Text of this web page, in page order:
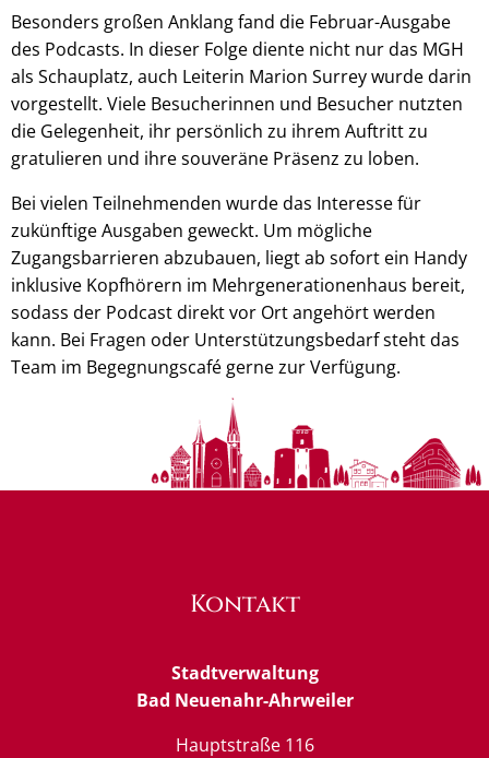
Besonders großen Anklang fand die Februar-Ausgabe
des Podcasts. In dieser Folge diente nicht nur das MGH
als Schauplatz, auch Leiterin Marion Surrey wurde darin
vorgestellt. Viele Besucherinnen und Besucher nutzten
die Gelegenheit, ihr persönlich zu ihrem Auftritt zu
gratulieren und ihre souveräne Präsenz zu loben.
Bei vielen Teilnehmenden wurde das Interesse für
zukünftige Ausgaben geweckt. Um mögliche
Zugangsbarrieren abzubauen, liegt ab sofort ein Handy
inklusive Kopfhörern im Mehrgenerationenhaus bereit,
sodass der Podcast direkt vor Ort angehört werden
kann. Bei Fragen oder Unterstützungsbedarf steht das
Team im Begegnungscafé gerne zur Verfügung.
Kontakt
Stadtverwaltung
Bad Neuenahr-Ahrweiler
Hauptstraße 116